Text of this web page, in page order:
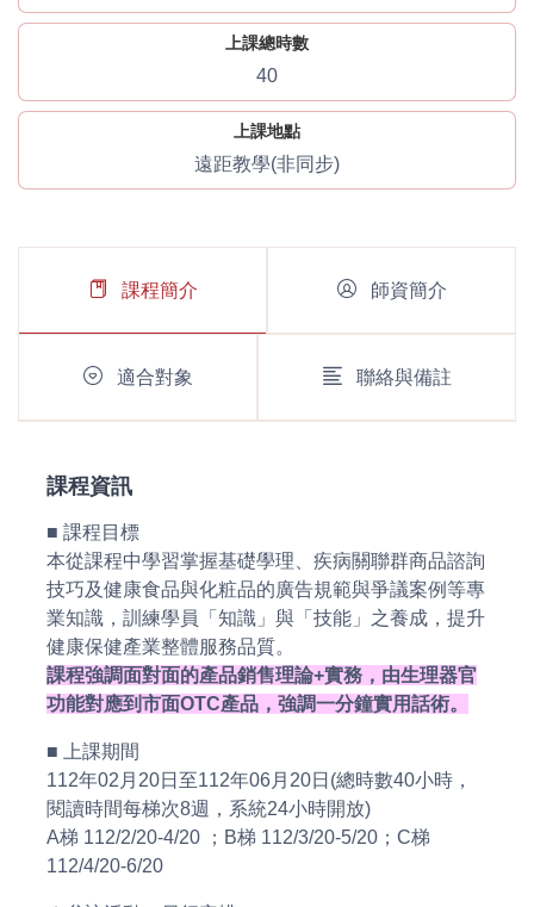
上課總時數
40
上課地點
遠距教學(非同步)
課程簡介 師資簡介
適合對象 聯絡與備註
課程資訊
■ 課程目標
本從課程中學習掌握基礎學理、疾病關聯群商品諮詢
技巧及健康食品與化粧品的廣告規範與爭議案例等專
業知識，訓練學員「知識」與「技能」之養成，提升
健康保健產業整體服務品質。
課程強調面對面的產品銷售理論+實務，由生理器官
功能對應到市面OTC產品，強調一分鐘實用話術。
■ 上課期間
112年02月20日至112年06月20日(總時數40小時，
閱讀時間每梯次8週，系統24小時開放)
A梯 112/2/20-4/20 ；B梯 112/3/20-5/20；C梯
112/4/20-6/20